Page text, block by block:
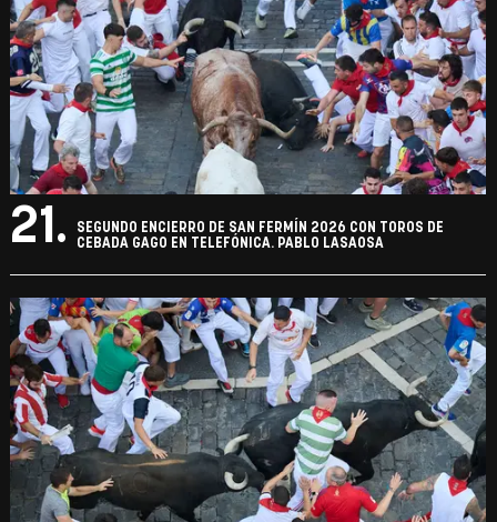
21.
SEGUNDO ENCIERRO DE SAN FERMÍN 2026 CON TOROS DE
CEBADA GAGO EN TELEFÓNICA. PABLO LASAOSA